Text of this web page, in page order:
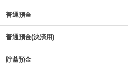
普通預金
普通預金(決済用)
貯蓄預金